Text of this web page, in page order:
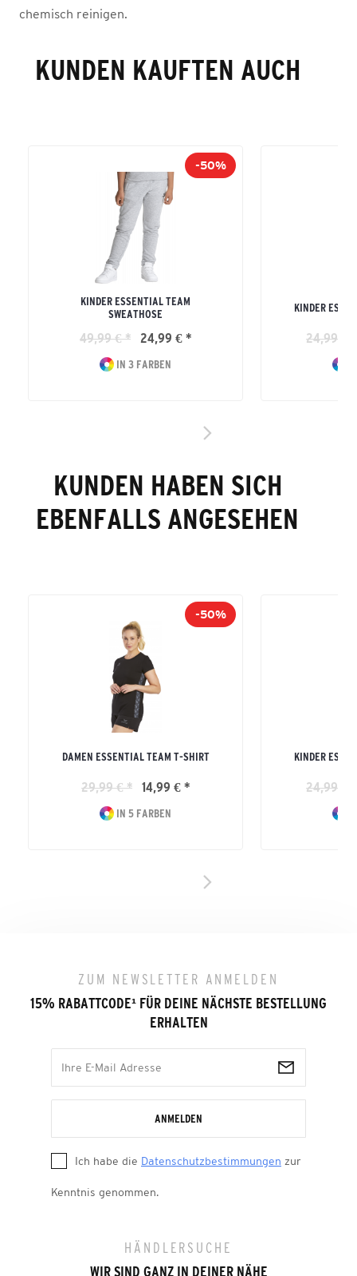
chemisch reinigen.
KUNDEN KAUFTEN AUCH
-50%
KINDER ESSENTIAL TEAM
SWEATHOSE
49,99 € * 24,99 € *
IN 3 FARBEN
KINDER
24,99 € *
KUNDEN HABEN SICH
EBENFALLS ANGESEHEN
-50%
DAMEN ESSENTIAL TEAM T-SHIRT
29,99 € * 14,99 € *
IN 5 FARBEN
KINDER
24,99 € *
ZUM NEWSLETTER ANMELDEN
15% RABATTCODE¹ FÜR DEINE NÄCHSTE BESTELLUNG
ERHALTEN
ANMELDEN
Ich habe die Datenschutzbestimmungen zur
Kenntnis genommen.
HÄNDLERSUCHE
WIR SIND GANZ IN DEINER NÄHE